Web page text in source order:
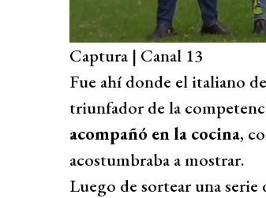
Captura | Canal 13
Fue ahí donde el italiano
triunfador de la
acompañó en la cocina,
acostumbraba a mostrar.
Luego de sortear una